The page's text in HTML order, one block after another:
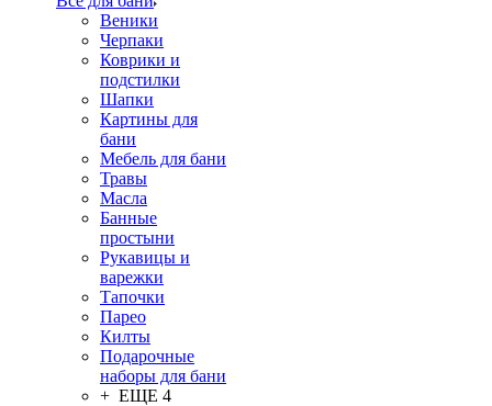
Веники
Черпаки
Коврики и
подстилки
Шапки
Картины для
бани
Мебель для бани
Травы
Масла
Банные
простыни
Рукавицы и
варежки
Тапочки
Парео
Килты
Подарочные
наборы для бани
+ ЕЩЕ 4